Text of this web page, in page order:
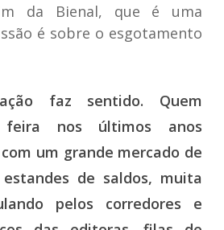
da Bienal, que é uma
é sobre o esgotamento
faz sentido. Quem
nos últimos anos
um grande mercado de
de saldos, muita
pelos corredores e